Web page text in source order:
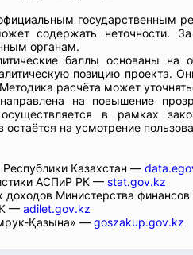
государственным
содержать неточности.
органам.
баллы основаны на
позицию проекта.
расчёта может
на повышение
в рамках
остаётся на усмотрение
Казахстан —
АСПиР РК — stat.gov.kz
доходов Министерства
— adilet.gov.kz
Қазына» — goszakup.gov.kz